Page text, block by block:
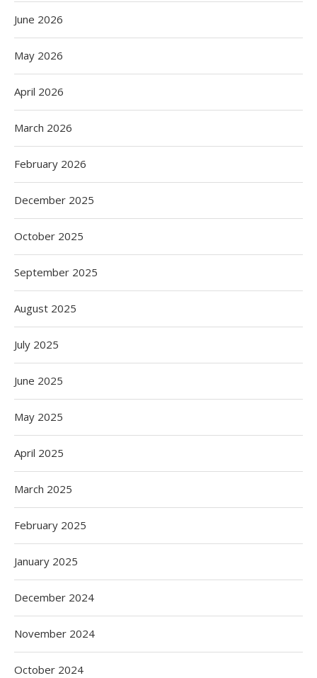
June 2026
May 2026
April 2026
March 2026
February 2026
December 2025
October 2025
September 2025
August 2025
July 2025
June 2025
May 2025
April 2025
March 2025
February 2025
January 2025
December 2024
November 2024
October 2024